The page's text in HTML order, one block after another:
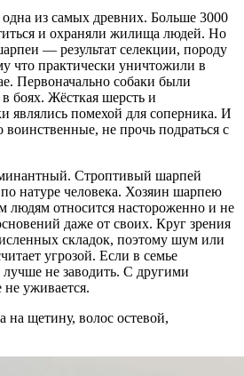
из самых древних. Больше 3000
и охраняли жилища людей. Но
— результат селекции, породу
что практически уничтожили в
Первоначально собаки были
боях. Жёсткая шерсть и
являлись помехой для соперника. И
не прочь подраться с
Строптивый шарпей
натуре человека. Хозяин шарпею
относится настороженно и не
даже от своих. Круг зрения
складок, поэтому шум или
угрозой. Если в семье
не заводить. С другими
уживается.
щетину, волос остевой,